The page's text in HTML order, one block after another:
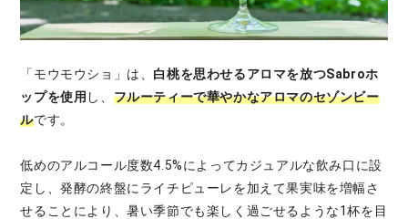
「モウモウショ」は、 白桃を思わせるアロマを放つSabroホ
ップを使用 し、 フルーティーで華やかなアロマのセゾンビー
ルです。
低めのアルコール度数4.5%によってカジュアルな飲み口に設
定し、発酵の終盤にライチピューレを加えて果実味を増幅さ
せることにより、暑い季節でも楽しく過ごせるような1杯を目